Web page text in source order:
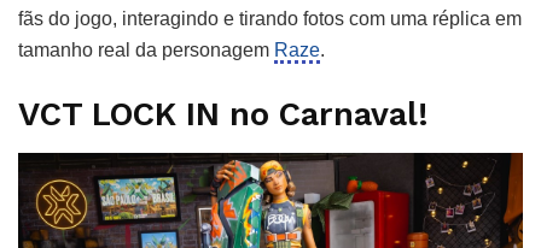
fãs do jogo, interagindo e tirando fotos com uma réplica em
tamanho real da personagem Raze.
VCT LOCK IN no Carnaval!